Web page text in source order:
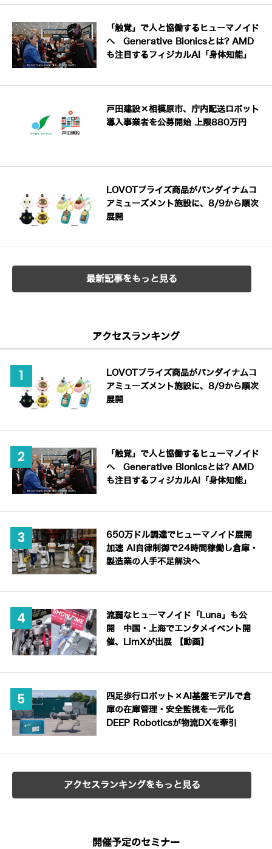
「触覚」で人と協働するヒューマノイド
へ Generative Bionicsとは? AMD
も注目するフィジカルAI「身体知能」
戸田建設×相模原市、庁内配送ロボット
導入事業者を公募開始 上限880万円
LOVOTプライズ商品がバンダイナムコ
アミューズメント施設に、8/9から順次
展開
最新記事をもっと見る
アクセスランキング
LOVOTプライズ商品がバンダイナムコ
アミューズメント施設に、8/9から順次
展開
「触覚」で人と協働するヒューマノイド
へ Generative Bionicsとは? AMD
も注目するフィジカルAI「身体知能」
650万ドル調達でヒューマノイド展開
加速 AI自律制御で24時間稼働し倉庫・
製造業の人手不足解決へ
流麗なヒューマノイド「Luna」も公
開 中国・上海でエンタメイベント開
催、LimXが出展 【動画】
四足歩行ロボット×AI基盤モデルで倉
庫の在庫管理・安全監視を一元化
DEEP Roboticsが物流DXを牽引
アクセスランキングをもっと見る
開催予定のセミナー